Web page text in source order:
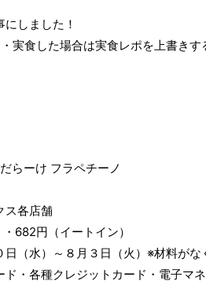
しました！
実食した場合は実食レポを上書きす
らーけ フラペチーノ
ス各店舗
682円（イートイン）
日（水）～８月３日（火）※材料がな
ド・各種クレジットカード・電子マ